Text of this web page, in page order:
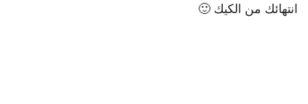
انتهائك من الكيك 🙂